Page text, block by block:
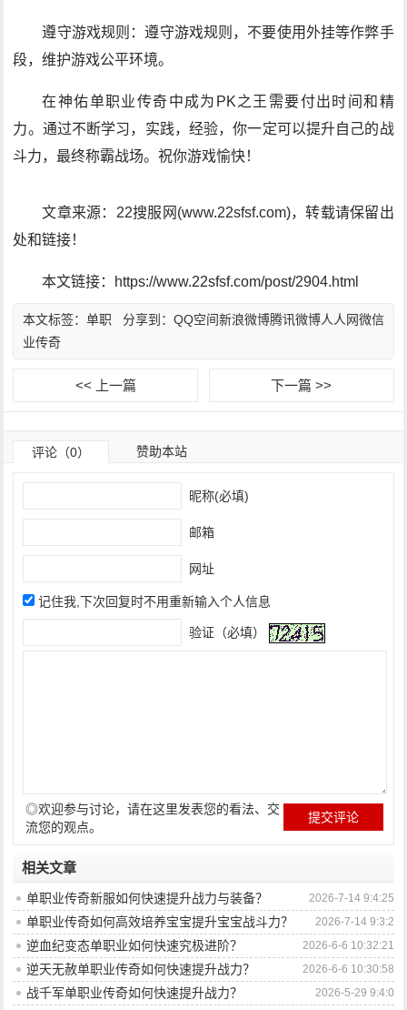
遵守游戏规则：遵守游戏规则，不要使用外挂等作弊手
段，维护游戏公平环境。
在神佑单职业传奇中成为PK之王需要付出时间和精
力。通过不断学习，实践，经验，你一定可以提升自己的战
斗力，最终称霸战场。祝你游戏愉快！
文章来源：22搜服网(www.22sfsf.com)，转载请保留出
处和链接！
本文链接：https://www.22sfsf.com/post/2904.html
分享到： QQ空间新浪微博腾讯微博人人网微信
本文标签：单职
业传奇
<< 上一篇 下一篇 >>
评论（0） 赞助本站
昵称(必填)
邮箱
网址
记住我,下次回复时不用重新输入个人信息
验证（必填）
◎欢迎参与讨论，请在这里发表您的看法、交
流您的观点。
相关文章
2026-7-14 9:4:25
单职业传奇新服如何快速提升战力与装备？
2026-7-14 9:3:2
单职业传奇如何高效培养宝宝提升宝宝战斗力？
2026-6-6 10:32:21
逆血纪变态单职业如何快速究极进阶？
2026-6-6 10:30:58
逆天无赦单职业传奇如何快速提升战力？
2026-5-29 9:4:0
战千军单职业传奇如何快速提升战力？